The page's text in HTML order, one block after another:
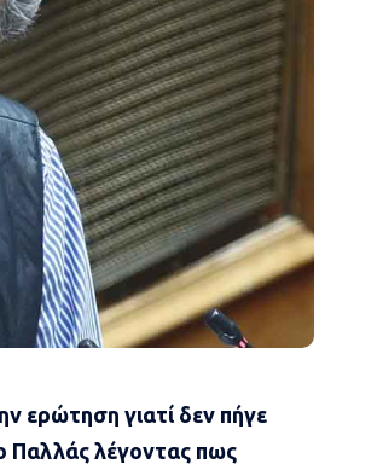
ερώτηση γιατί δεν πήγε
Παλλάς λέγοντας πως